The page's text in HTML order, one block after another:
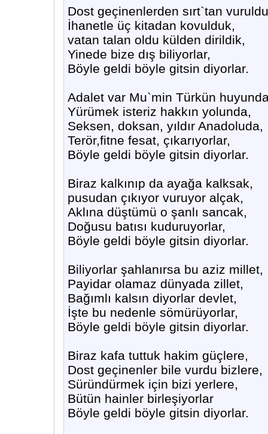
Dost geçinenlerden sırt`tan
İhanetle üç kitadan kovulduk,
vatan talan oldu külden dirildik,
Yinede bize dış biliyorlar,
Böyle geldi böyle gitsin diyorlar.
Adalet var Mu`min Türkün
Yürümek isteriz hakkın yolunda,
Seksen, doksan, yıldır Anadoluda,
Terör,fitne fesat, çıkarıyorlar,
Böyle geldi böyle gitsin diyorlar.
Biraz kalkınıp da ayağa kalksak,
pusudan çıkıyor vuruyor alçak,
Aklına düştümü o şanlı sancak,
Doğusu batısı kuduruyorlar,
Böyle geldi böyle gitsin diyorlar.
Biliyorlar şahlanırsa bu aziz millet,
Payidar olamaz dünyada zillet,
Bağımlı kalsın diyorlar devlet,
İşte bu nedenle sömürüyorlar,
Böyle geldi böyle gitsin diyorlar.
Biraz kafa tuttuk hakim güçlere,
Dost geçinenler bile vurdu bizlere,
Süründürmek için bizi yerlere,
Bütün hainler birleşiyorlar
Böyle geldi böyle gitsin diyorlar.